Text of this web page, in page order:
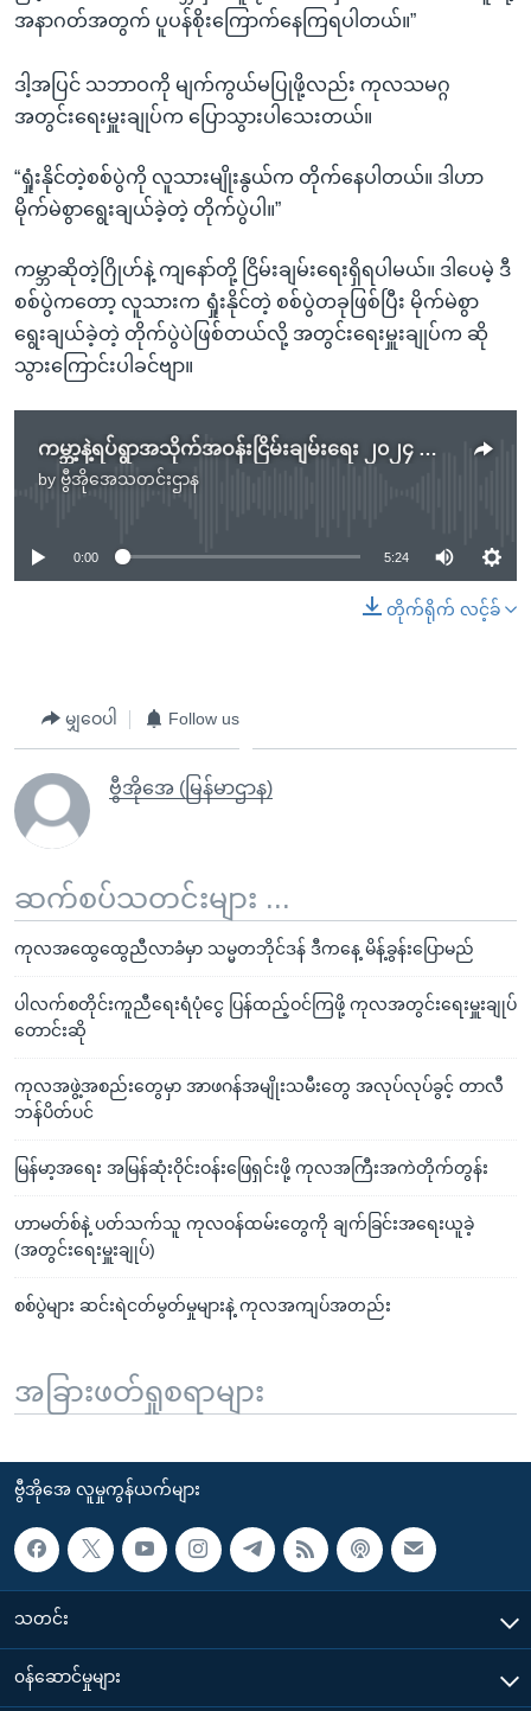
အနာဂတ်အတွက် ပူပန်စိုးကြောက်နေကြရပါတယ်။”
ဒါ့အပြင် သဘာဝကို မျက်ကွယ်မပြုဖို့လည်း ကုလသမဂ္ဂ
အတွင်းရေးမှူးချုပ်က ပြောသွားပါသေးတယ်။
“ရှုံးနိုင်တဲ့စစ်ပွဲကို လူသားမျိုးနွယ်က တိုက်နေပါတယ်။ ဒါဟာ
မိုက်မဲစွာရွေးချယ်ခဲ့တဲ့ တိုက်ပွဲပါ။”
ကမ္ဘာဆိုတဲ့ဂြိုဟ်နဲ့ ကျနော်တို့ ငြိမ်းချမ်းရေးရှိရပါမယ်။ ဒါပေမဲ့ ဒီ
စစ်ပွဲကတော့ လူသားက ရှုံးနိုင်တဲ့ စစ်ပွဲတခုဖြစ်ပြီး မိုက်မဲစွာ
ရွေးချယ်ခဲ့တဲ့ တိုက်ပွဲပဲဖြစ်တယ်လို့ အတွင်းရေးမှူးချုပ်က ဆို
သွားကြောင်းပါခင်ဗျာ။
ကမ္ဘာ့နဲ့ရပ်ရွာအသိုက်အဝန်းငြိမ်းချမ်းရေး ၂၀၂၄ ကုလ ဦးစားပေးသတ်မှတ်
by ဗွီအိုအေသတင်းဌာန
No media source currently available
0:00 5:24
တိုက်ရိုက် လင့်ခ်
မျှဝေပါ Follow us
ဗွီအိုအေ (မြန်မာဌာန)
ဆက်စပ်သတင်းများ ...
ကုလအထွေထွေညီလာခံမှာ သမ္မတဘိုင်ဒန် ဒီကနေ့ မိန့်ခွန်းပြောမည်
ပါလက်စတိုင်းကူညီရေးရံပုံငွေ ပြန်ထည့်ဝင်ကြဖို့ ကုလအတွင်းရေးမှူးချုပ်
တောင်းဆို
ကုလအဖွဲ့အစည်းတွေမှာ အာဖဂန်အမျိုးသမီးတွေ အလုပ်လုပ်ခွင့် တာလီ
ဘန်ပိတ်ပင်
မြန်မာ့အရေး အမြန်ဆုံးဝိုင်းဝန်းဖြေရှင်းဖို့ ကုလအကြီးအကဲတိုက်တွန်း
ဟာမတ်စ်နဲ့ ပတ်သက်သူ ကုလဝန်ထမ်းတွေကို ချက်ခြင်းအရေးယူခဲ့
(အတွင်းရေးမှူးချုပ်)
စစ်ပွဲများ ဆင်းရဲငတ်မွတ်မှုများနဲ့ ကုလအကျပ်အတည်း
အခြားဖတ်ရှုစရာများ
ဗွီအိုအေ လူမှုကွန်ယက်များ
သတင်း
၀န်ဆောင်မှုများ